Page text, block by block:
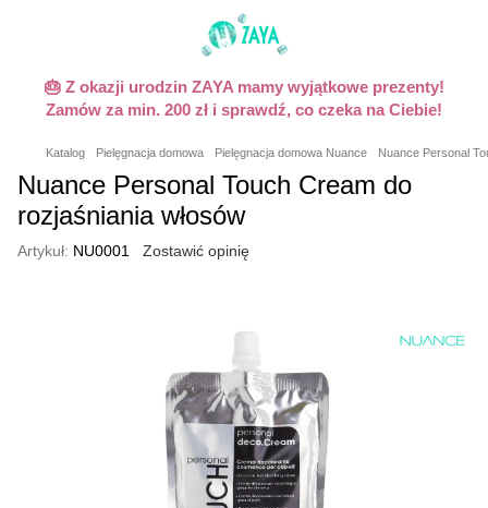
🎂 Z okazji urodzin ZAYA mamy wyjątkowe prezenty!
Zamów za min. 200 zł i sprawdź, co czeka na Ciebie!
Katalog Pielęgnacja domowa Pielęgnacja domowa Nuance Nuance Personal
Nuance Personal Touch Cream do
rozjaśniania włosów
Artykuł: NU0001 Zostawić opinię